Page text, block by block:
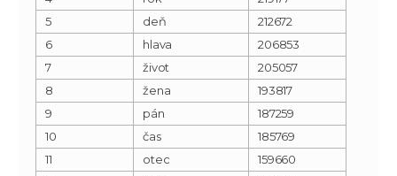
5
deň
212672
6
hlava
206853
7
život
205057
8
žena
193817
9
pán
187259
10
čas
185769
11
otec
159660